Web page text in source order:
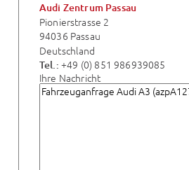
Audi Zentrum Passau
Pionierstrasse 2
94036 Passau
Deutschland
Tel.: +49 (0) 851 986939085
Ihre Nachricht